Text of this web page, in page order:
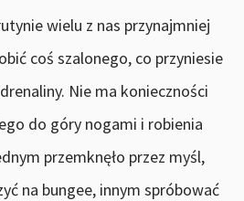
wielu z nas przynajmniej
coś szalonego, co przyniesie
Nie ma konieczności
do góry nogami i robienia
przemknęło przez myśl,
na bungee, innym spróbować